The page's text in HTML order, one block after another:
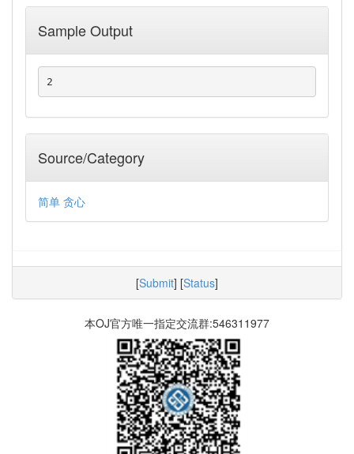
Sample Output
2
Source/Category
简单 贪心
[Submit] [Status]
本OJ官方唯一指定交流群:546311977